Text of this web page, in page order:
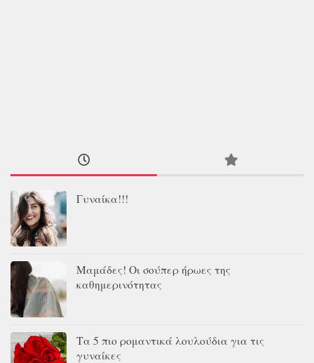
Γυναίκα!!!
Μαμάδες! Οι σούπερ ήρωες της
καθημερινότητας
Τα 5 πιο ρομαντικά λουλούδια για τις
γυναίκες